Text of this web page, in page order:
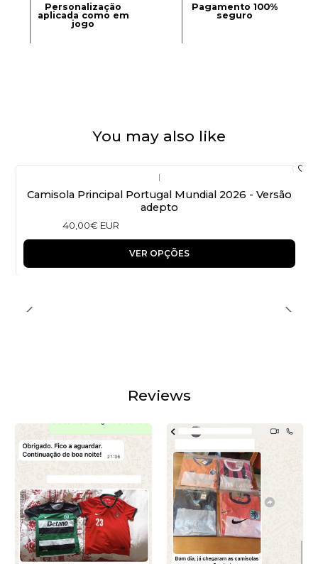
Personalização
aplicada como em
jogo
Pagamento 100%
seguro
You may also like
|
Camisola Principal Portugal Mundial 2026 - Versão
adepto
40,00€ EUR
VER OPÇÕES
Reviews